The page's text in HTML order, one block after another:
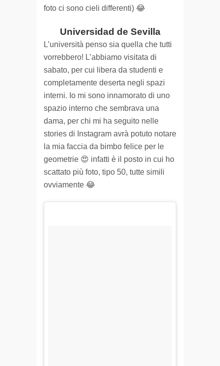
foto ci sono cieli differenti) 😂
Universidad de Sevilla
L’università penso sia quella che tutti
vorrebbero! L’abbiamo visitata di
sabato, per cui libera da studenti e
completamente deserta negli spazi
interni. Io mi sono innamorato di uno
spazio interno che sembrava una
dama, per chi mi ha seguito nelle
stories di Instagram avrà potuto notare
la mia faccia da bimbo felice per le
geometrie 😍 infatti è il posto in cui ho
scattato più foto, tipo 50, tutte simili
ovviamente 😂